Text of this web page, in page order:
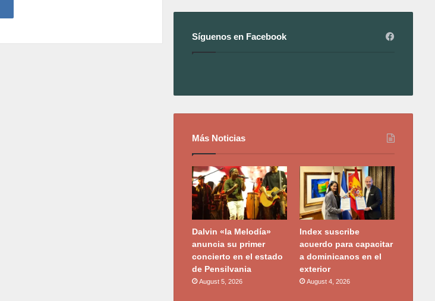
Síguenos en Facebook
Más Noticias
Dalvin «la Melodía»
anuncia su primer
concierto en el estado
de Pensilvania
August 5, 2026
Index suscribe
acuerdo para capacitar
a dominicanos en el
exterior
August 4, 2026